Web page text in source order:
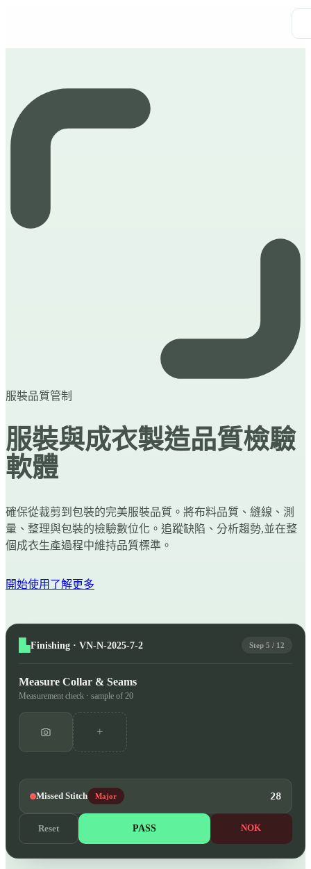
服裝品質管制
服裝與成衣製造品質檢驗
軟體
確保從裁剪到包裝的完美服裝品質。將布料品質、縫線、測
量、整理與包裝的檢驗數位化。追蹤缺陷、分析趨勢,並在整
個成衣生產過程中維持品質標準。
開始使用 了解更多
Finishing · VN-N-2025-7-2 Step 5 / 12
Measure Collar & Seams
Measurement check · sample of 20
+
Missed Stitch Major 28
Reset PASS NOK